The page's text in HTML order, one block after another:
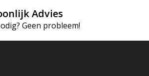
Advies
Geen probleem!